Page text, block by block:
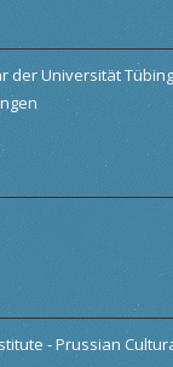
der Universität
- Prussian